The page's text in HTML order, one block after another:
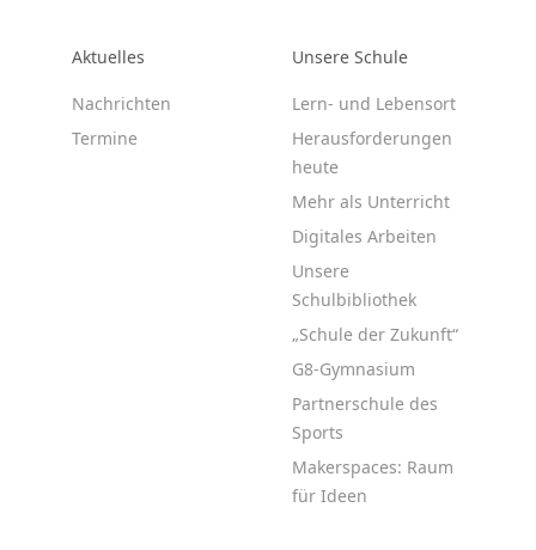
Aktuelles
Nachrichten
Termine
Unsere Schule
Lern- und Lebensort
Herausforderungen
heute
Mehr als Unterricht
Digitales Arbeiten
Unsere
Schulbibliothek
„Schule der Zukunft“
G8-Gymnasium
Partnerschule des
Sports
Makerspaces: Raum
für Ideen